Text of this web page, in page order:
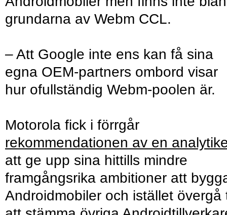
grundarna av Webm CCL.
– Att Google inte ens kan få sina
egna OEM-partners ombord visar
hur ofullständig Webm-poolen är.
Motorola fick i förrgår
rekommendationen av en
att ge upp sina hittills mindre
framgångsrika ambitioner att
Androidmobiler och istället övergå